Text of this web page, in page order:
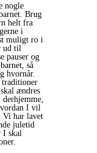
nogle
Brug
helt fra
i
muligt ro i
ud til
pauser og
så
hvornår.
traditioner
ændres
I vil
Vi har lavet
juletid
I skal